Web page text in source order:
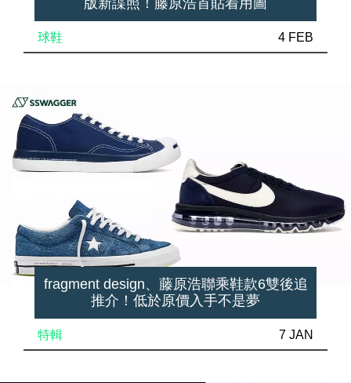
球鞋 4 FEB
fragment design、藤原浩聯乘鞋款6雙後追
推介！低於原價入手不是夢
特輯 7 JAN